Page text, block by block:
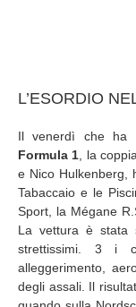
L’ESORDIO
Il venerdì che ha
Formula 1 , la
e Nico Hulkenberg,
Tabaccaio e le
Sport, la Mégane
La vettura è stata
strettissimi. 3 i
alleggerimento,
degli assali. Il